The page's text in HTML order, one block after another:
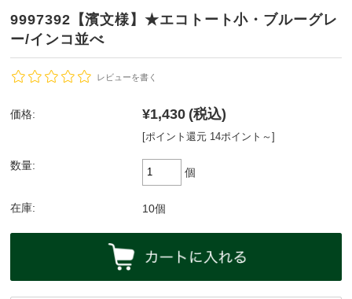
9997392【濱文様】★エコトート小・ブルーグレ
ー/インコ並べ
レビューを書く
価格: ¥1,430 (税込)
[ポイント還元 14ポイント～]
数量:
個
在庫: 10個